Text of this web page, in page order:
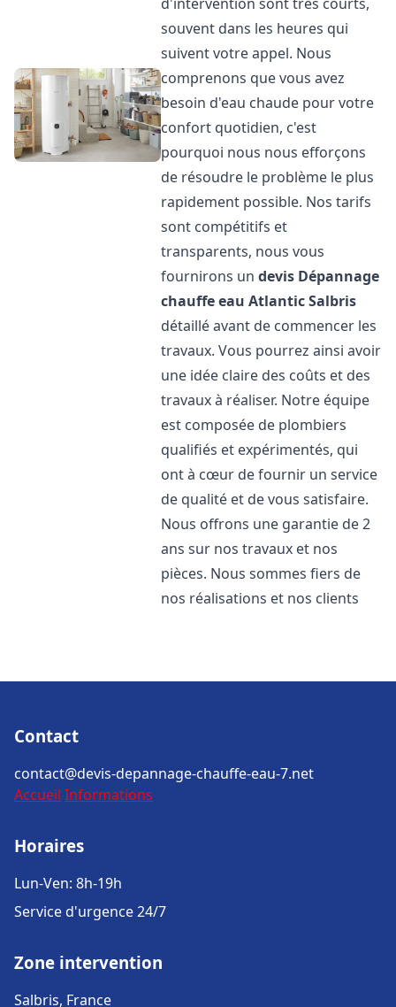
souvent dans les heures qui
suivent votre appel. Nous
comprenons que vous avez
besoin d'eau chaude pour votre
confort quotidien, c'est
pourquoi nous nous efforçons
de résoudre le problème le plus
rapidement possible. Nos tarifs
sont compétitifs et
transparents, nous vous
fournirons undevis Dépannage
chauffe eau AtlanticSalbris
détaillé avant de commencer les
travaux. Vous pourrez ainsi avoir
une idée claire des coûts et des
travaux à réaliser. Notre équipe
est composée de plombiers
qualifiés et expérimentés, qui
ont à cœur de fournir un service
de qualité et de vous satisfaire.
Nous offrons une garantie de 2
ans sur nos travaux et nos
pièces. Nous sommes fiers de
nos réalisations et nos clients
Contact
contact@devis-depannage-chauffe-eau-7.net
Accueil Informations
Horaires
Lun-Ven: 8h-19h
Service d'urgence 24/7
Zone intervention
Salbris, France